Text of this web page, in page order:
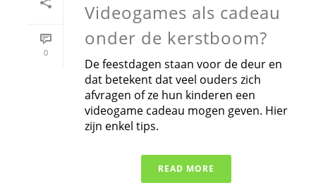
0
Videogames als cadeau
onder de kerstboom?
De feestdagen staan voor de deur en
dat betekent dat veel ouders zich
afvragen of ze hun kinderen een
videogame cadeau mogen geven. Hier
zijn enkel tips.
READ MORE